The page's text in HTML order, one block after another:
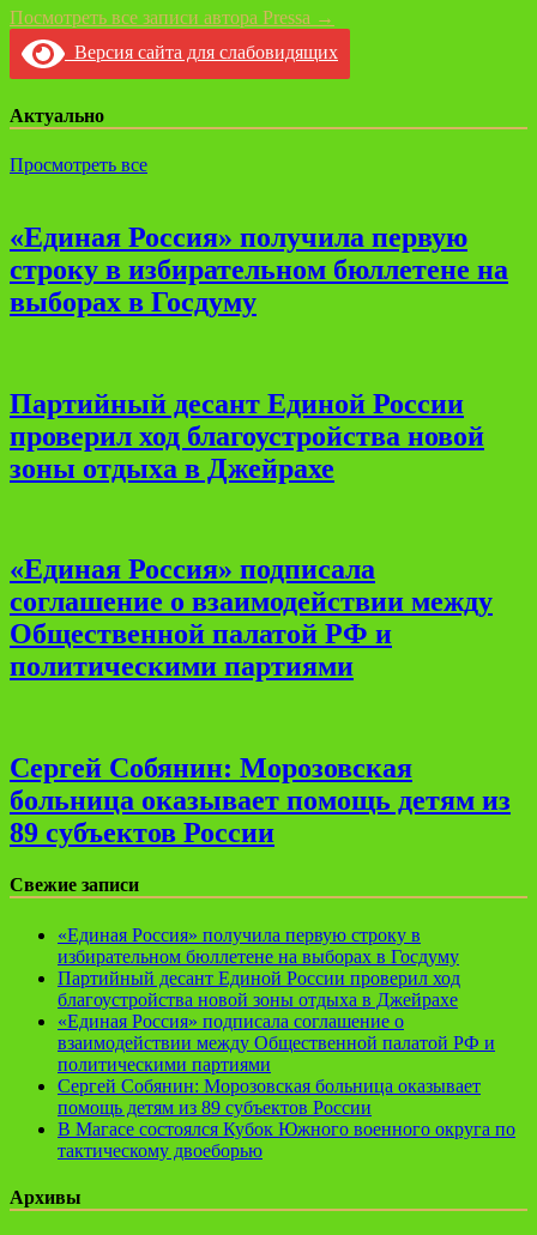
Посмотреть все записи автора Pressa →
Версия сайта для слабовидящих
Актуально
Просмотреть все
«Единая Россия» получила первую
строку в избирательном бюллетене на
выборах в Госдуму
Партийный десант Единой России
проверил ход благоустройства новой
зоны отдыха в Джейрахе
«Единая Россия» подписала
соглашение о взаимодействии между
Общественной палатой РФ и
политическими партиями
Сергей Собянин: Морозовская
больница оказывает помощь детям из
89 субъектов России
Свежие записи
«Единая Россия» получила первую строку в
избирательном бюллетене на выборах в Госдуму
Партийный десант Единой России проверил ход
благоустройства новой зоны отдыха в Джейрахе
«Единая Россия» подписала соглашение о
взаимодействии между Общественной палатой РФ и
политическими партиями
Сергей Собянин: Морозовская больница оказывает
помощь детям из 89 субъектов России
В Магасе состоялся Кубок Южного военного округа по
тактическому двоеборью
Архивы